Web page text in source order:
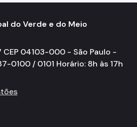
do Verde e do Meio
CEP 04103-000 - São Paulo -
0100 / 0101 Horário: 8h às 17h